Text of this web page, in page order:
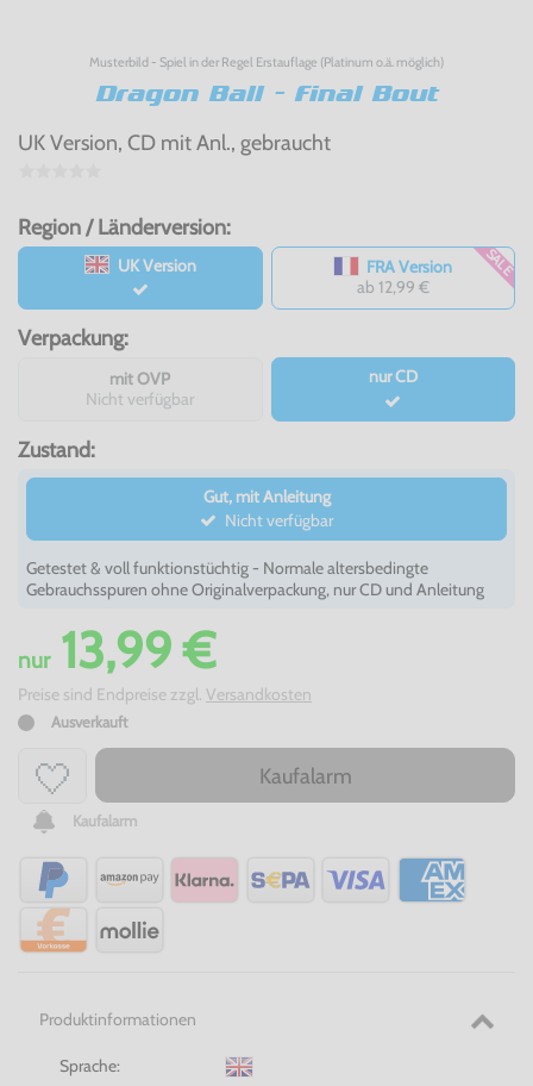
Musterbild - Spiel in der Regel Erstauflage (Platinum o.ä. möglich)
Dragon Ball - Final Bout
UK Version, CD mit Anl., gebraucht
Region / Länderversion:
UK Version
FRA Version
ab 12,99 €
SALE
Verpackung:
mit OVP
Nicht verfügbar
nur CD
Zustand:
Gut, mit Anleitung
Nicht verfügbar
Getestet & voll funktionstüchtig - Normale altersbedingte
Gebrauchsspuren ohne Originalverpackung, nur CD und Anleitung
nur13,99 €
Preise sind Endpreise zzgl. Versandkosten
Ausverkauft
Kaufalarm
Kaufalarm
Produktinformationen
Sprache: